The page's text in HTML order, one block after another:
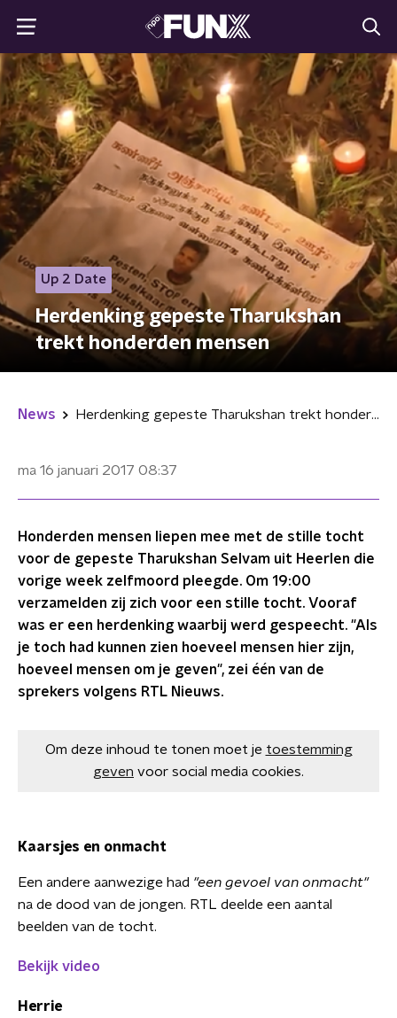
Up 2 Date
Herdenking gepeste Tharukshan
trekt honderden mensen
News Herdenking gepeste Tharukshan trekt honderden mensen
ma 16 januari 2017 08:37
Honderden mensen liepen mee met de stille tocht
voor de gepeste Tharukshan Selvam uit Heerlen die
vorige week zelfmoord pleegde. Om 19:00
verzamelden zij zich voor een stille tocht. Vooraf
was er een herdenking waarbij werd gespeecht. "Als
je toch had kunnen zien hoeveel mensen hier zijn,
hoeveel mensen om je geven", zei één van de
sprekers volgens RTL Nieuws.
Om deze inhoud te tonen moet je toestemming
geven voor social media cookies.
Kaarsjes en onmacht
Een andere aanwezige had "een gevoel van onmacht"
na de dood van de jongen. RTL deelde een aantal
beelden van de tocht.
Bekijk video
Herrie